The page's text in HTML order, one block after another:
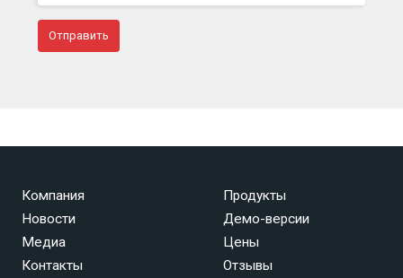
Компания
Новости
Медиа
Контакты
Продукты
Демо-версии
Цены
Отзывы